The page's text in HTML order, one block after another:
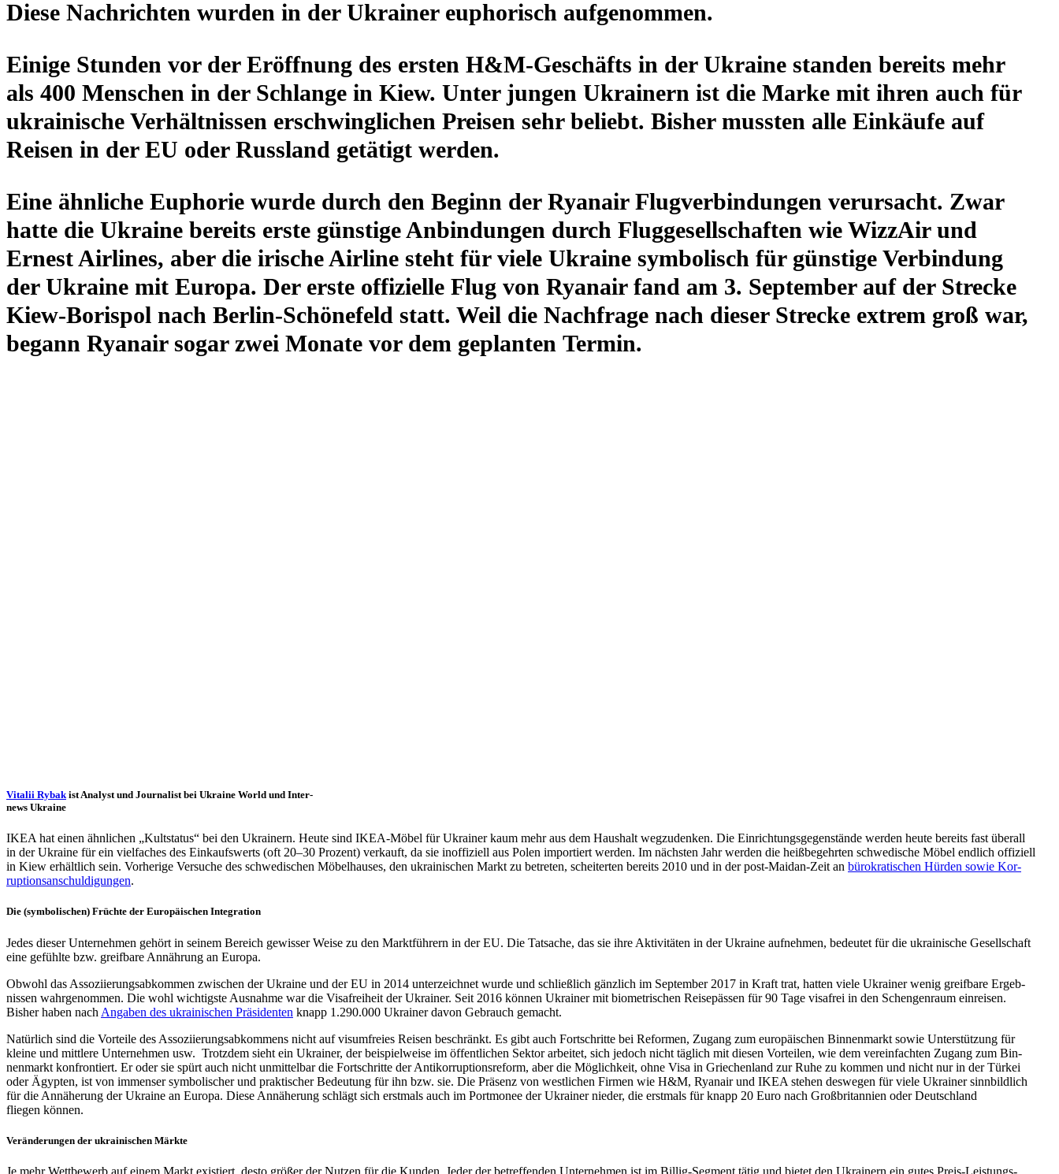
Diese Nach­rich­ten wurden in der Ukrai­ner eupho­risch aufgenommen.
Einige Stunden vor der Eröff­nung des ersten H&M‑Geschäfts in der Ukraine standen bereits mehr
als 400 Men­schen in der Schlange in Kiew. Unter jungen Ukrai­nern ist die Marke mit ihren auch für
ukrai­ni­sche Ver­hält­nis­sen erschwing­li­chen Preisen sehr beliebt. Bisher mussten alle Ein­käufe auf
Reisen in der EU oder Russ­land getä­tigt werden.
Eine ähn­li­che Eupho­rie wurde durch den Beginn der Ryanair Flug­ver­bin­dun­gen ver­ur­sacht. Zwar
hatte die Ukraine bereits erste güns­tige Anbin­dun­gen durch Flug­ge­sell­schaf­ten wie WizzAir und
Ernest Air­lines, aber die irische Airline steht für viele Ukraine sym­bo­lisch für güns­tige Ver­bin­dung
der Ukraine mit Europa. Der erste offi­zi­elle Flug von Ryanair fand am 3. Sep­tem­ber auf der Strecke
Kiew-Boris­pol nach Berlin-Schö­ne­feld statt. Weil die Nach­frage nach dieser Strecke extrem groß war,
begann Ryanair sogar zwei Monate vor dem geplan­ten Termin.
Vitalii Rybakist Analyst und Jour­na­list bei Ukraine World und Inter­
news Ukraine
IKEA hat einen ähn­li­chen „Kult­sta­tus“ bei den Ukrai­nern. Heute sind IKEA-Möbel für Ukrai­ner kaum mehr aus dem Haus­halt weg­zu­den­ken. Die Ein­rich­tungs­ge­gen­stände werden heute bereits fast überall
in der Ukraine für ein viel­fa­ches des Ein­kaufs­werts (oft 20–30 Prozent) ver­kauft, da sie inof­fi­zi­ell aus Polen impor­tiert werden. Im nächs­ten Jahr werden die heiß­be­gehr­ten schwe­di­sche Möbel endlich offi­zi­ell
in Kiew erhält­lich sein. Vor­he­rige Ver­su­che des schwe­di­schen Möbel­hau­ses, den ukrai­ni­schen Markt zu betre­ten, schei­ter­ten bereits 2010 und in der post-Maidan-Zeit an büro­kra­ti­schen Hürden sowie Kor­
rup­ti­ons­an­schul­di­gun­gen.
Die (sym­bo­li­schen) Früchte der Euro­päi­schen Integration
Jedes dieser Unter­neh­men gehört in seinem Bereich gewis­ser Weise zu den Markt­füh­rern in der EU. Die Tat­sa­che, das sie ihre Akti­vi­tä­ten in der Ukraine auf­neh­men, bedeu­tet für die ukrai­ni­sche Gesell­schaft
eine gefühlte bzw. greif­bare Annäh­rung an Europa.
Obwohl das Asso­zi­ie­rungs­ab­kom­men zwi­schen der Ukraine und der EU in 2014 unter­zeich­net wurde und schließ­lich gänz­lich im Sep­tem­ber 2017 in Kraft trat, hatten viele Ukrai­ner wenig greif­bare Ergeb­
nis­sen wahr­ge­nom­men. Die wohl wich­tigste Aus­nahme war die Visa­frei­heit der Ukrai­ner. Seit 2016 können Ukrai­ner mit bio­me­tri­schen Rei­se­päs­sen für 90 Tage visa­frei in den Schen­gen­raum ein­rei­sen.
Bisher haben nach Angaben des ukrai­ni­schen Prä­si­den­ten knapp 1.290.000 Ukrai­ner davon Gebrauch gemacht.
Natür­lich sind die Vor­teile des Asso­zi­ie­rungs­ab­kom­mens nicht auf visum­freies Reisen beschränkt. Es gibt auch Fort­schritte bei Refor­men, Zugang zum euro­päi­schen Bin­nen­markt sowie Unter­stüt­zung für
kleine und mitt­lere Unter­neh­men usw. Trotz­dem sieht ein Ukrai­ner, der bei­spiel­weise im öffent­li­chen Sektor arbei­tet, sich jedoch nicht täglich mit diesen Vor­tei­len, wie dem ver­ein­fach­ten Zugang zum Bin­
nen­markt kon­fron­tiert. Er oder sie spürt auch nicht unmit­tel­bar die Fort­schritte der Anti­kor­rup­ti­ons­re­form, aber die Mög­lich­keit, ohne Visa in Grie­chen­land zur Ruhe zu kommen und nicht nur in der Türkei
oder Ägypten, ist von immenser sym­bo­li­scher und prak­ti­scher Bedeu­tung für ihn bzw. sie. Die Präsenz von west­li­chen Firmen wie H&M, Ryanair und IKEA stehen des­we­gen für viele Ukrai­ner sinn­bild­lich
für die Annä­he­rung der Ukraine an Europa. Diese Annä­he­rung schlägt sich erst­mals auch im Port­mo­nee der Ukrai­ner nieder, die erst­mals für knapp 20 Euro nach Groß­bri­tan­nien oder Deutsch­land
fliegen können.
Ver­än­de­run­gen der ukrai­ni­schen Märkte
Je mehr Wett­be­werb auf einem Markt exis­tiert, desto größer der Nutzen für die Kunden. Jeder der betref­fen­den Unter­neh­men ist im Billig-Segment tätig und bietet den Ukrai­nern ein gutes Preis-Leis­tungs-